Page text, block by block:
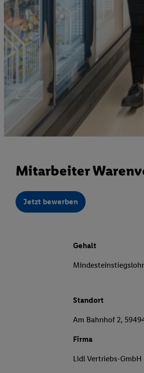
Mitarbeiter
Jetzt bewerben
Gehalt
Standort
Am Bahnhof 2,
Firma
Lidl Vertriebs-GmbH